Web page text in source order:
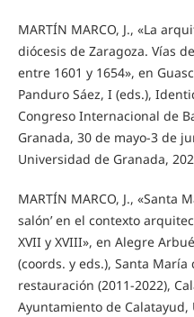
MARTÍN MARCO, J., «La
diócesis de Zaragoza. Vías
entre 1601 y 1654», en
Panduro Sáez, I (eds.),
Congreso Internacional de
Granada, 30 de mayo-3 de
Universidad de Granada,
MARTÍN MARCO, J., «Santa
salón’ en el contexto
XVII y XVIII», en Alegre
(coords. y eds.), Santa
restauración (2011-2022),
Ayuntamiento de Calatayud,